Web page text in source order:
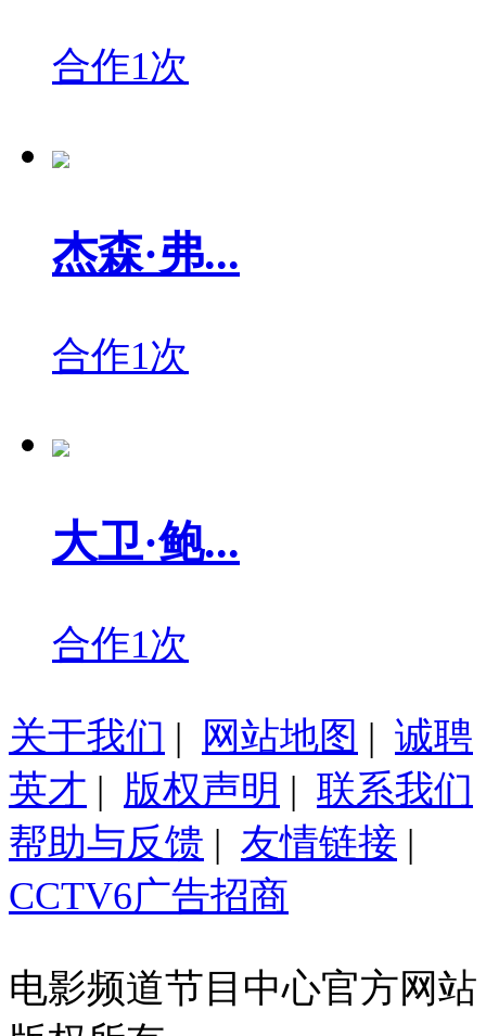
合作1次
杰森·弗...
合作1次
大卫·鲍...
合作1次
关于我们 | 网站地图 | 诚聘
英才 | 版权声明 | 联系我们
帮助与反馈 | 友情链接 |
CCTV6广告招商
电影频道节目中心官方网站